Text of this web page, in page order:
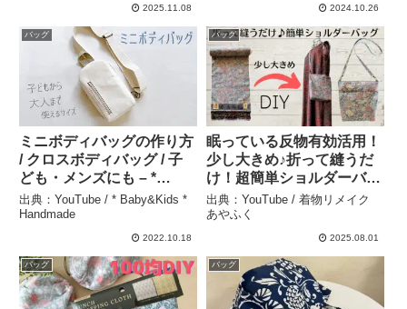
2025.11.08 2024.10.26
バッグ
ミニボディバッグの作り方
/ クロスボディバッグ / 子
ども・メンズにも – *
Baby&Kids * Handmade
出典：YouTube / * Baby&Kids *
Handmade
2022.10.18
バッグ
眠っている反物有効活用！
少し大きめ♪折って縫うだ
け！超簡単ショルダーバッ
グの作り方 【着物リメイ
クバッグ】Simple
shoulder bag, sewing
ク あやふく
出典：YouTube / 着物リメイク
あやふく
2025.08.01
バッグ バッグ